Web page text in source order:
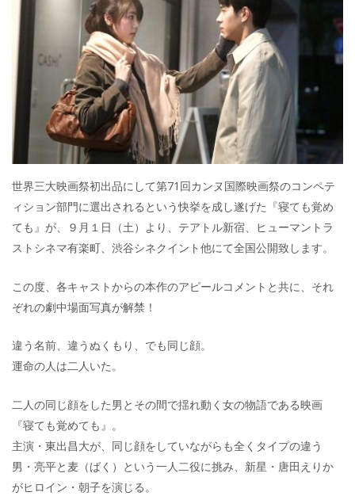
世界三大映画祭初出品にして第71回カンヌ国際映画祭のコンペテ
ィション部門に選出されるという快挙を成し遂げた『寝ても覚め
ても』が、９月１日（土）より、テアトル新宿、ヒューマントラ
ストシネマ有楽町、渋谷シネクイント他にて全国公開致します。
この度、各キャストからの本作のアピールコメントと共に、それ
ぞれの劇中場面写真が解禁！
違う名前、違うぬくもり、でも同じ顔。
運命の人は二人いた。
二人の同じ顔をした男とその間で揺れ動く女の物語である映画
『寝ても覚めても』。
主演・東出昌大が、同じ顔をしていながらも全くタイプの違う
男・亮平と麦（ばく）という一人二役に挑み、新星・唐田えりか
がヒロイン・朝子を演じる。